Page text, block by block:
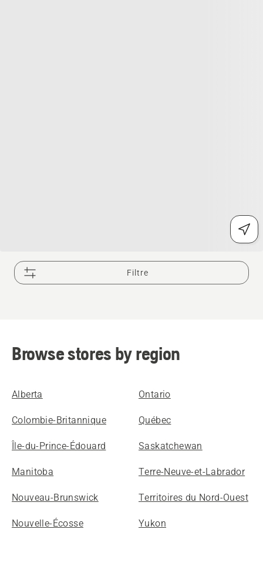
Filtre
Browse stores by region
Alberta
Colombie-Britannique
Île-du-Prince-Édouard
Manitoba
Nouveau-Brunswick
Nouvelle-Écosse
Ontario
Québec
Saskatchewan
Terre-Neuve-et-Labrador
Territoires du Nord-Ouest
Yukon